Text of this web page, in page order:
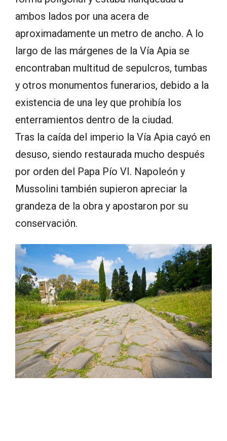
ambos lados por una acera de
aproximadamente un metro de ancho. A lo
largo de las márgenes de la Vía Apia se
encontraban multitud de sepulcros, tumbas
y otros monumentos funerarios, debido a la
existencia de una ley que prohibía los
enterramientos dentro de la ciudad.
Tras la caída del imperio la Vía Apia cayó en
desuso, siendo restaurada mucho después
por orden del Papa Pío VI. Napoleón y
Mussolini también supieron apreciar la
grandeza de la obra y apostaron por su
conservación.